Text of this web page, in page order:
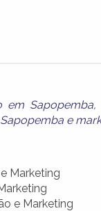
em Sapopemba,
e
Marketing
e Marketing